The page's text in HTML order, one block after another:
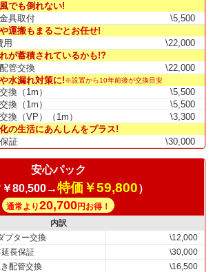
でも倒れない!
具取付
\5,500
運搬もまるごとお任せ!
用
\22,000
が蓄積されているかも!?
管交換
\22,000
水漏れ対策に!※設置から10年前後が交換目安
換（1m）
\5,500
換（1m）
\5,500
換（VP）（1m）
\3,300
の生活にあんしんをプラス!
証
\30,000
安心パック
￥80,500→特価￥59,800）
通常より20,700円お得！
内訳
プター交換
\12,000
長保証
\30,000
配管交換
\16,500